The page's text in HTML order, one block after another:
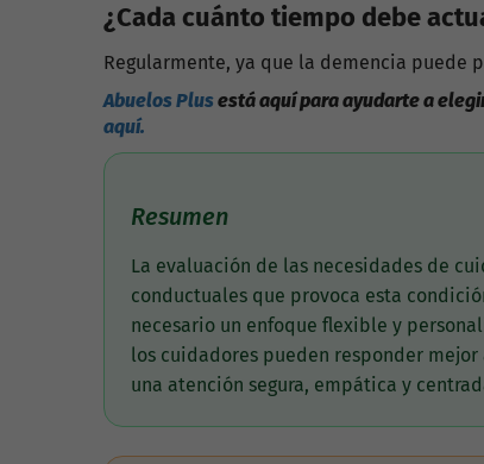
¿Cada cuánto tiempo debe
Regularmente, ya que la demencia puede
Abuelos Plus está aquí para ayudarte a
aquí.
Resumen
La evaluación de las necesidades de
conductuales que provoca esta
necesario un enfoque flexible y
los cuidadores pueden responder
una atención segura, empática y